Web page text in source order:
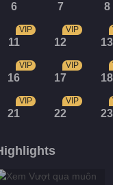
6 7 8
11
VIP
12
VIP
13
16
VIP
17
VIP
18
21
VIP
22
VIP
23